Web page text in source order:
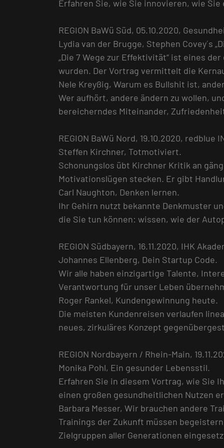
Erfahren Sie, wie Sie innovieren, wie
REGION BaWü Süd, 05.10.2020,
Lydia van der Brugge, Stephen Covey´s
„Die 7 Wege zur Effektivität“ ist eines
wurden. Der Vortrag vermittelt die
Nele Kreyßig, Warum es Bullshit ist,
Wer aufhört, andere ändern zu wollen,
bereicherndes Miteinander,
REGION BaWü Nord, 19.10.2020, redblue
Steffen Kirchner, Totmotiviert.
Schonungslos übt Kirchner Kritik an
Motivationslügen stecken. Er gibt
Carl Naughton, Denken lernen.
Ihr Gehirn nutzt bekannte Denkmuster
die Sie tun können: wissen, wie der
REGION Südbayern, 16.11.2020, IHK
Johannes Ellenberg, Dein Startup Code.
Wir alle haben einzigartige Talente,
Verantwortung für unser Leben
Roger Rankel, Kundengewinnung heute.
Die meisten Kundenreisen verlaufen
neues, zirkuläres Konzept
REGION Nordbayern / Rhein-Main,
Monika Pohl, Ein gesunder Lebensstil.
Erfahren Sie in diesem Vortrag, wie Sie
einen großen gesundheitlichen Nutzen
Barbara Messer, Wir brauchen andere
Trainings der Zukunft müssen
Zielgruppen aller Generationen